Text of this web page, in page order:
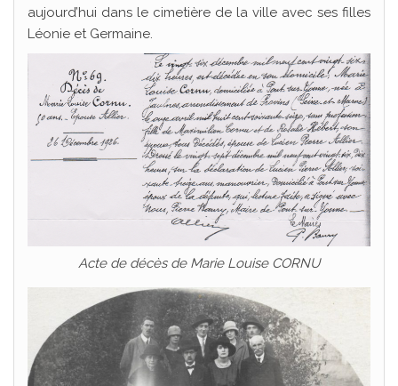
aujourd’hui dans le cimetière de la ville avec ses filles
Léonie et Germaine.
Acte de décès de Marie Louise CORNU